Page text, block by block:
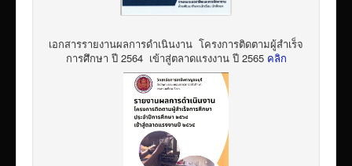
เอกสารรายงานผลการดำเนินงาน โครงการติดตามผู้สำเร็จ
การศึกษา ปี 2564 เข้าสู่ตลาดแรงงาน ปี 2565 คลิก